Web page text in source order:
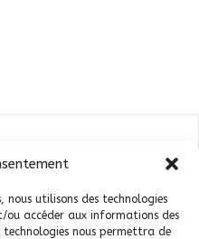
nous utilisons des technologies
ou accéder aux informations des
nous permettra de
(CGV)